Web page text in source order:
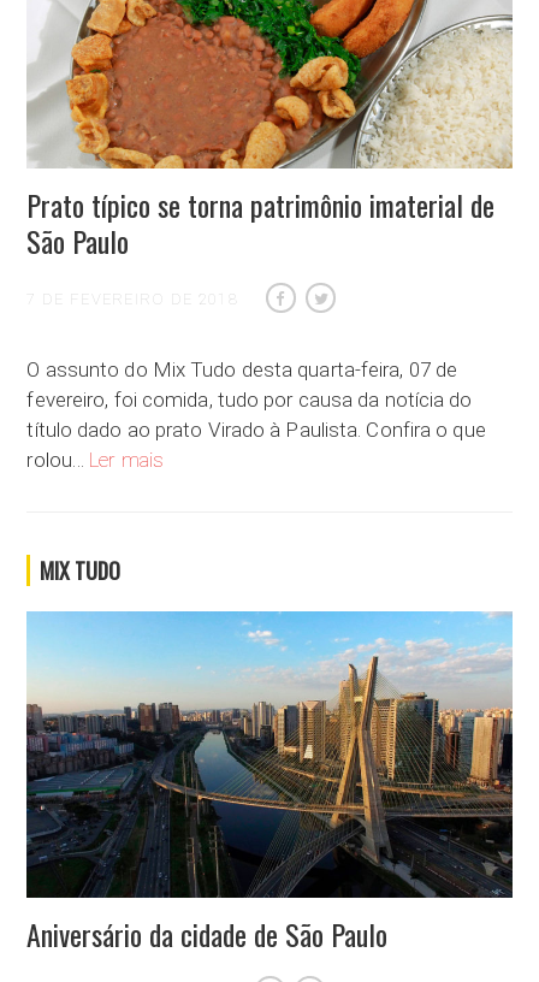
Prato típico se torna patrimônio imaterial de
São Paulo
7 DE FEVEREIRO DE 2018
O assunto do Mix Tudo desta quarta-feira, 07 de
fevereiro, foi comida, tudo por causa da notícia do
título dado ao prato Virado à Paulista. Confira o que
rolou… Ler mais
MIX TUDO
Aniversário da cidade de São Paulo